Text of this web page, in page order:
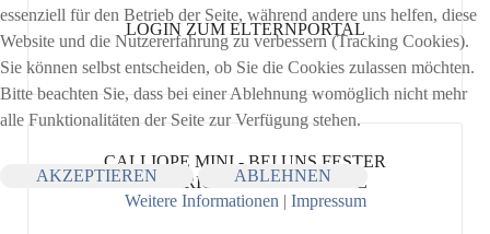
LOGIN ZUM ELTERNPORTAL
CALLIOPE MINI - BEI UNS FESTER
UNTERRICHTSBESTANDTEIL
essenziell für den Betrieb der Seite, während andere uns helfen, diese
Website und die Nutzererfahrung zu verbessern (Tracking Cookies).
Sie können selbst entscheiden, ob Sie die Cookies zulassen möchten.
Bitte beachten Sie, dass bei einer Ablehnung womöglich nicht mehr
alle Funktionalitäten der Seite zur Verfügung stehen.
AKZEPTIEREN
ABLEHNEN
Weitere Informationen | Impressum